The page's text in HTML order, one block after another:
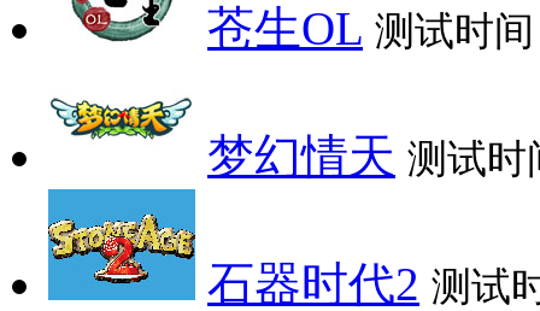
苍生OL 测试时
梦幻情天 测试时
石器时代2 测试